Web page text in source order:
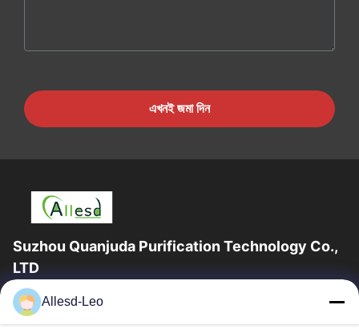
এখনই জমা দিন
Suzhou Quanjuda Purification Technology Co.,
LTD
16 বছরের অভিজ্ঞতা, ESD এবং Cleanroom পণ্যগুলির একটি নেতৃস্থানীয়
প্রস্তুতকারক এবং রপ্তানিকারক হিসাবে, আমরা ESD এবং Cleanroom সরঞ্জাম এবং
Allesd-Leo